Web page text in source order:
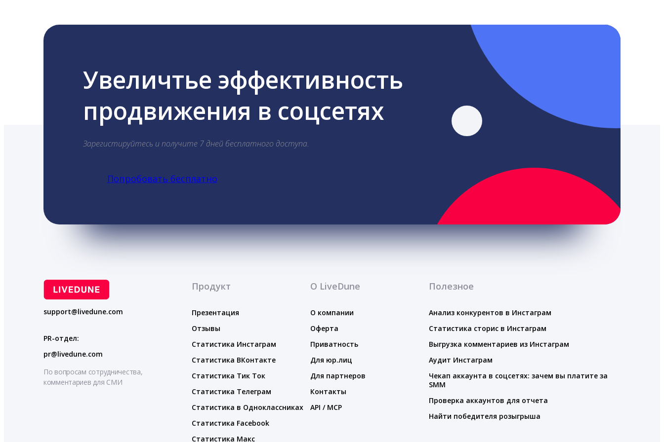
Увеличтье эффективность
продвижения в соцсетях
Зарегистируйтесь и получите 7 дней бесплатного доступа.
Попробовать бесплатно
support@livedune.com
PR-отдел:
pr@livedune.com
По вопросам сотрудничества,
комментариев для СМИ
Продукт
Презентация
Отзывы
Статистика Инстаграм
Статистика ВКонтакте
Статистика Тик Ток
Статистика Телеграм
Статистика в Одноклассниках
Статистика Facebook
Статистика Макс
О LiveDune
О компании
Оферта
Приватность
Для юр.лиц
Для партнеров
Контакты
API / MCP
Полезное
Анализ конкурентов в Инстаграм
Статистика сторис в Инстаграм
Выгрузка комментариев из Инстаграм
Аудит Инстаграм
Чекап аккаунта в соцсетях: зачем вы платите за
SMM
Проверка аккаунтов для отчета
Найти победителя розыгрыша